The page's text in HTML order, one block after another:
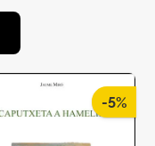
-5%